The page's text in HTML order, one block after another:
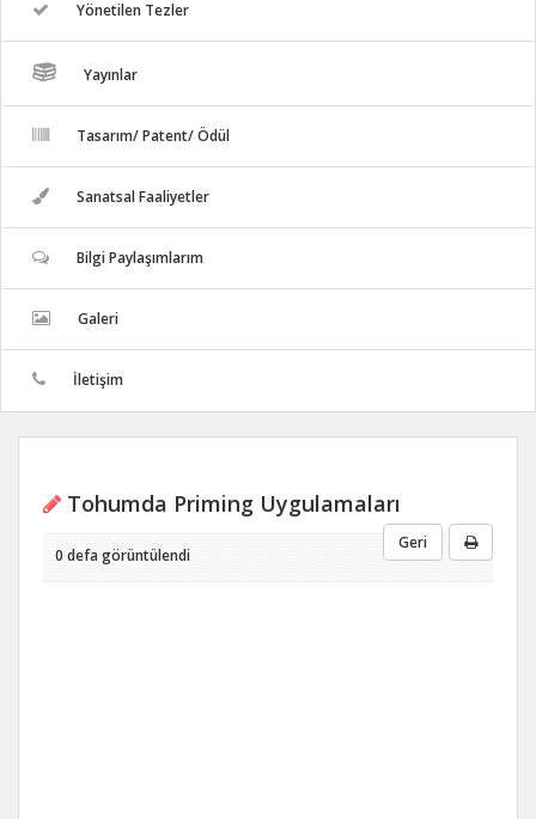
Yönetilen Tezler
Yayınlar
Tasarım/ Patent/ Ödül
Sanatsal Faaliyetler
Bilgi Paylaşımlarım
Galeri
İletişim
Tohumda Priming Uygulamaları
Geri
0 defa görüntülendi